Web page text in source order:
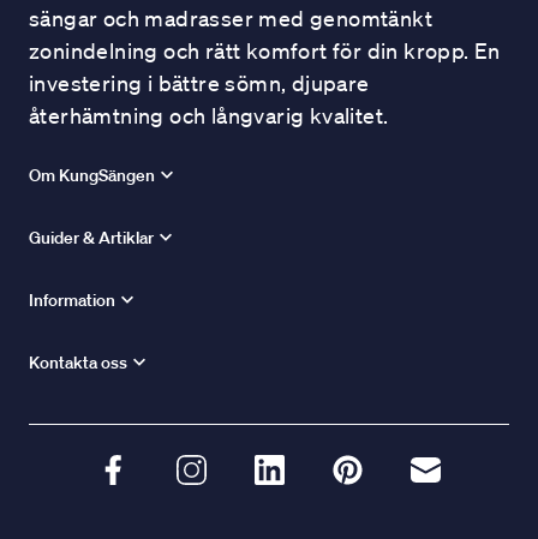
sängar och madrasser med genomtänkt
zonindelning och rätt komfort för din kropp. En
investering i bättre sömn, djupare
återhämtning och långvarig kvalitet.
Om KungSängen
Guider & Artiklar
Information
Kontakta oss